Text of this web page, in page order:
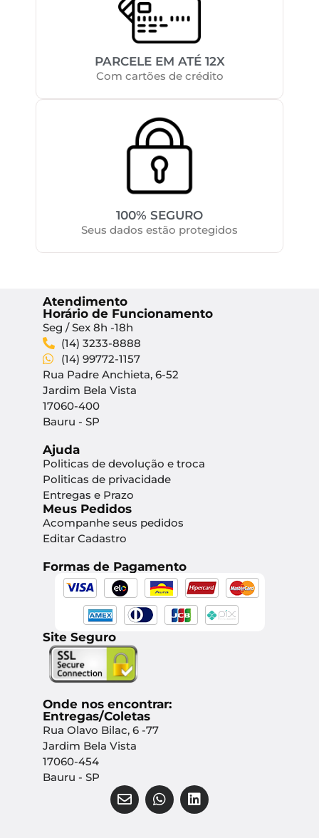
PARCELE EM ATÉ 12X
Com cartões de crédito
100% SEGURO
Seus dados estão protegidos
Atendimento
Horário de Funcionamento
Seg / Sex 8h -18h
(14) 3233-8888
(14) 99772-1157
Rua Padre Anchieta, 6-52
Jardim Bela Vista
17060-400
Bauru - SP
Ajuda
Politicas de devolução e troca
Politicas de privacidade
Entregas e Prazo
Meus Pedidos
Acompanhe seus pedidos
Editar Cadastro
Formas de Pagamento
Site Seguro
Onde nos encontrar:
Entregas/Coletas
Rua Olavo Bilac, 6 -77
Jardim Bela Vista
17060-454
Bauru - SP